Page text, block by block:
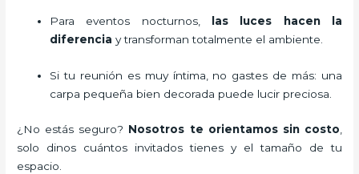
Para eventos nocturnos,
las luces hacen la
diferencia y transforman totalmente el ambiente.
Si tu reunión es muy íntima, no gastes de más: una
carpa pequeña bien decorada puede lucir preciosa.
¿No estás seguro? Nosotros te orientamos sin costo,
solo dinos cuántos invitados tienes y el tamaño de tu
espacio.